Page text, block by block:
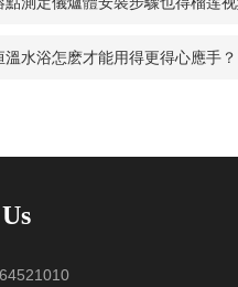
溫水浴怎麽才能用得更得心應手？